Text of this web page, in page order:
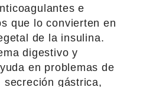
e
que lo convierten en
de la insulina.
digestivo y
en problemas de
secreción gástrica,